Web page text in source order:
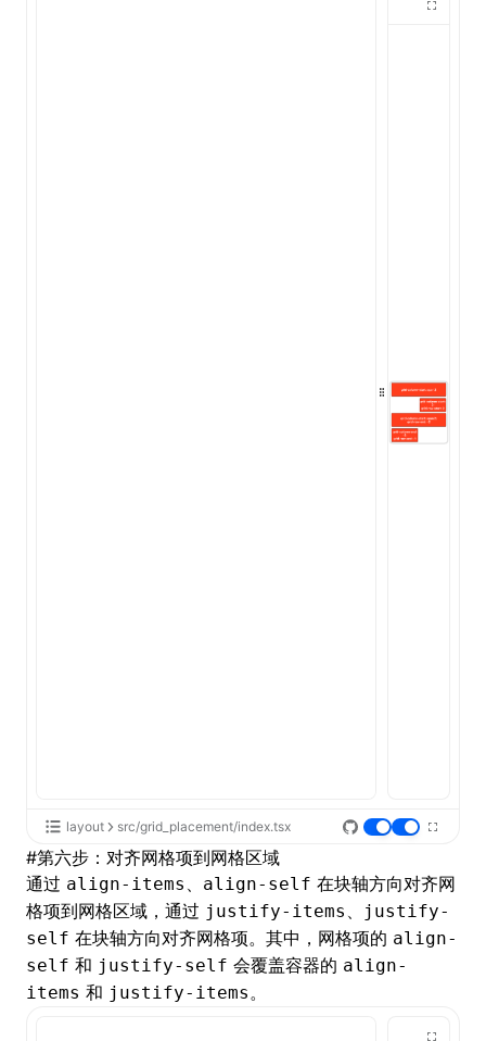
layout src/grid_placement/index.tsx
#第六步：对齐网格项到网格区域
通过 align-items 、 align-self 在块轴方向对齐网
格项到网格区域，通过 justify-items 、
justify-
self 在块轴方向对齐网格项。其中，网格项的 align-
self 和 justify-self 会覆盖容器的 align-
items 和 justify-items。